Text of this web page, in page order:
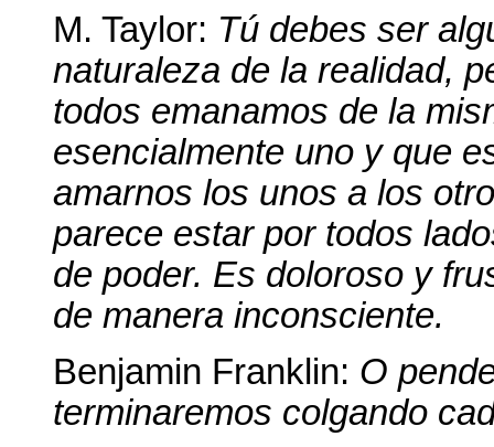
M. Taylor: Tú debes ser
naturaleza de la realidad,
todos emanamos de la
esencialmente uno y que
amarnos los unos a los
parece estar por todos
de poder. Es doloroso y
de manera inconsciente.
Benjamin Franklin: O
terminaremos colgando